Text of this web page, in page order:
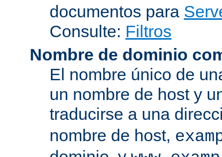
documentos para
Consulte: Filtros
Nombre de dominio
El nombre único de
un nombre de host y
traducirse a una
nombre de host,